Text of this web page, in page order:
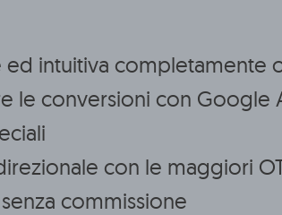
ed intuitiva completamente
le conversioni con Google
con le maggiori
commissione